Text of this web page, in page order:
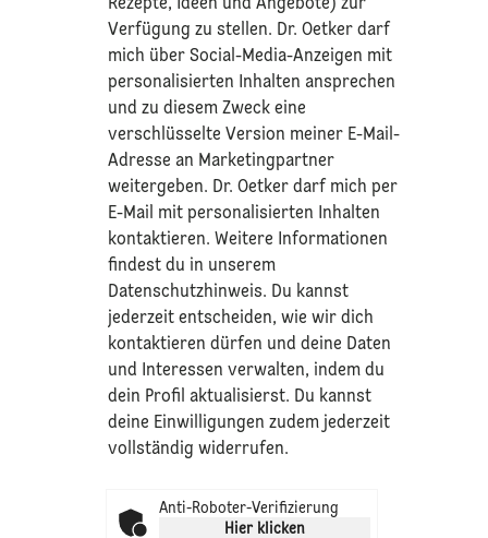
Rezepte, Ideen und Angebote) zur
Verfügung zu stellen. Dr. Oetker darf
mich über Social-Media-Anzeigen mit
personalisierten Inhalten ansprechen
und zu diesem Zweck eine
verschlüsselte Version meiner E-Mail-
Adresse an Marketingpartner
weitergeben. Dr. Oetker darf mich per
E-Mail mit personalisierten Inhalten
kontaktieren. Weitere Informationen
findest du in unserem
Datenschutzhinweis. Du kannst
jederzeit entscheiden, wie wir dich
kontaktieren dürfen und deine Daten
und Interessen verwalten, indem du
dein Profil aktualisierst. Du kannst
deine Einwilligungen zudem jederzeit
vollständig widerrufen.
Anti-Roboter-Verifizierung
Hier klicken